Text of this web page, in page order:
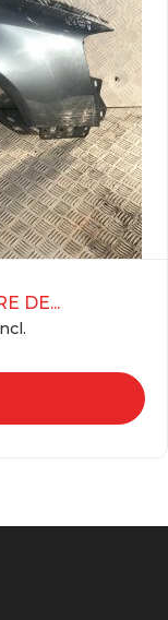
DE...